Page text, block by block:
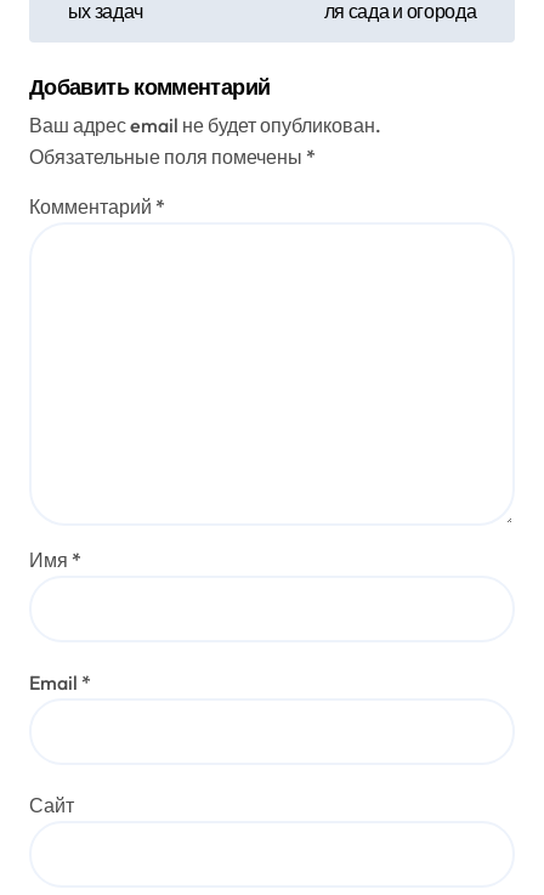
в
и
г
п
с
ых задач
ля сада и огорода
Добавить комментарий
Ваш адрес email не будет опубликован.
Обязательные поля помечены *
Комментарий *
Имя *
Email *
Сайт